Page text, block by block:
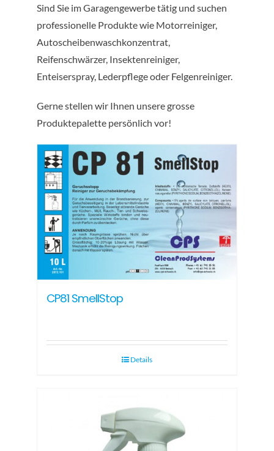
Kontakt
Sind Sie im Garagengewerbe tätig und suchen
professionelle Produkte wie Motorreiniger,
Autoscheibenwaschkonzentrat,
Reifenschwärzer, Insektenreiniger,
Enteiserspray, Lederpflege oder Felgenreiniger.
Gerne stellen wir Ihnen unsere grosse
Produktepalette persönlich vor!
CP81 SmellStop
Details